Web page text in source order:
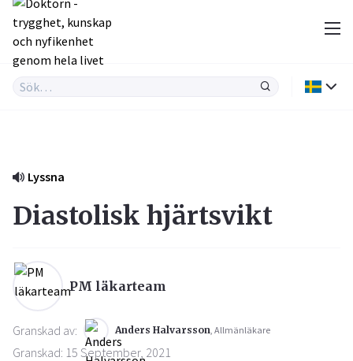
Lyssna
Diastolisk hjärtsvikt
PM läkarteam
Granskad av: Anders Halvarsson, Allmänläkare
Granskad: 15 September, 2021